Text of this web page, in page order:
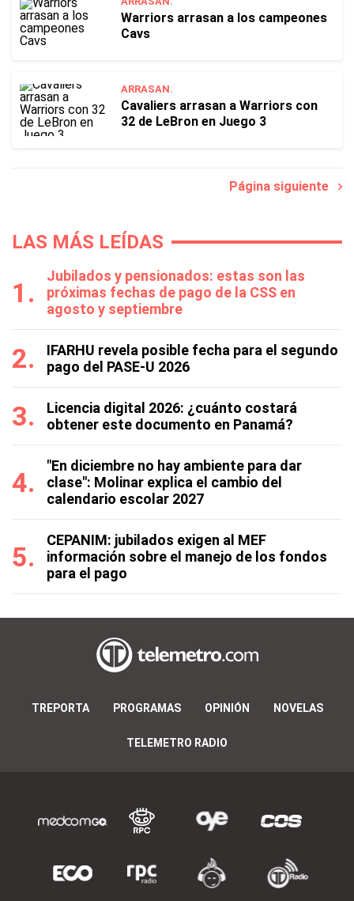
Warriors arrasan a los campeones
Cavs
ARRASAN.
Cavaliers arrasan a Warriors con
32 de LeBron en Juego 3
Página siguiente
LAS MÁS LEÍDAS
Jubilados y pensionados: estas son las
próximas fechas de pago de la CSS en
agosto y septiembre
IFARHU revela posible fecha para el segundo
pago del PASE-U 2026
Licencia digital 2026: ¿cuánto costará
obtener este documento en Panamá?
"En diciembre no hay ambiente para dar
clase": Molinar explica el cambio del
calendario escolar 2027
CEPANIM: jubilados exigen al MEF
información sobre el manejo de los fondos
para el pago
TREPORTA PROGRAMAS OPINIÓN NOVELAS
TELEMETRO RADIO